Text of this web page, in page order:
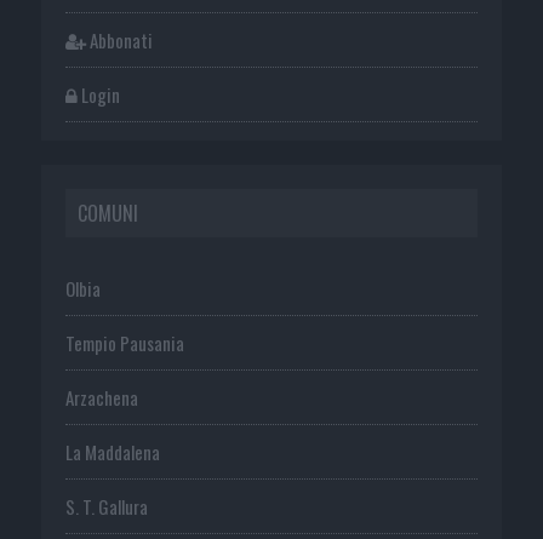
Abbonati
Login
COMUNI
Olbia
Tempio Pausania
Arzachena
La Maddalena
S. T. Gallura